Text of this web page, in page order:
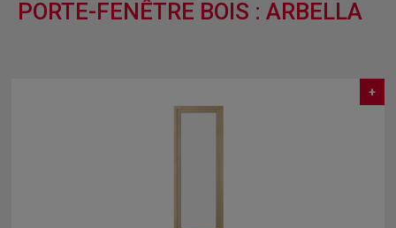
PORTE-FENÊTRE BOIS : ARBELLA
+